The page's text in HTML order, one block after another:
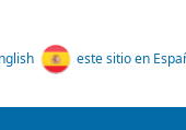
este sitio en